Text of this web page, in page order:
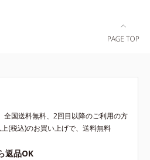
全国送料無料、2回目以降のご利用の方
(税込)のお買い上げで、送料無料
返品OK